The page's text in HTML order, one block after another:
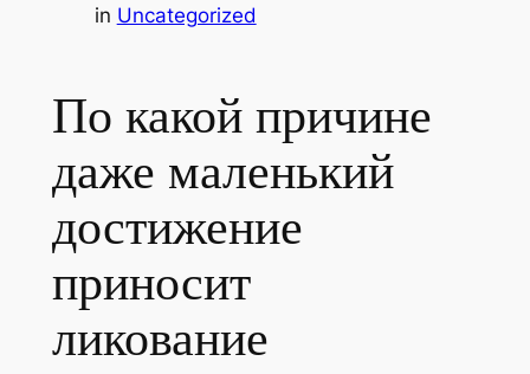
in Uncategorized
По какой причине
даже маленький
достижение
приносит
ликование